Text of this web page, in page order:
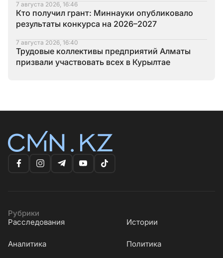
7 августа 2026, 16:46
Кто получил грант: Миннауки опубликовало
результаты конкурса на 2026–2027
7 августа 2026, 16:40
Трудовые коллективы предприятий Алматы
призвали участвовать всех в Курылтае
Рубрики
Расследования
Истории
Аналитика Политика